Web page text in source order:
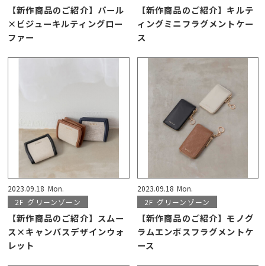
【新作商品のご紹介】パール
×ビジューキルティングロー
ファー
【新作商品のご紹介】キルテ
ィングミニフラグメントケー
ス
2023.09.18 Mon.
2F グリーンゾーン
【新作商品のご紹介】スムー
ス×キャンバスデザインウォ
レット
2023.09.18 Mon.
2F グリーンゾーン
【新作商品のご紹介】モノグ
ラムエンボスフラグメントケ
ース